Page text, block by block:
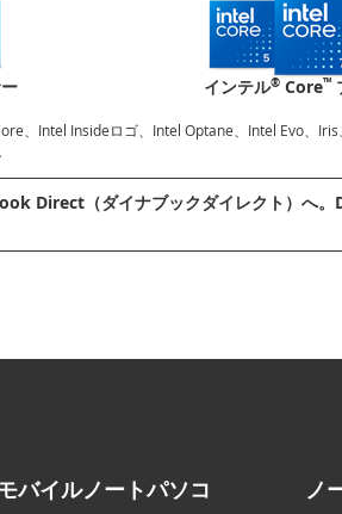
インテル® Core™
、Intel Insideロゴ、Intel Optane、Intel Evo、
Direct（ダイナブックダイレクト）へ
バイルノートパソコ
ノ